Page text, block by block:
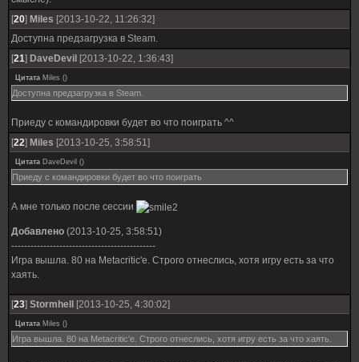
[20] Miles [2013-10-22, 11:26:32]
Доступна предзагрузка в Steam.
[21] DaveDevil [2013-10-22, 1:36:43]
Цитата Miles ()
Доступна предзагрузка в Steam.
Приеду с командировки будет во что поиграть ^^
[22] Miles [2013-10-25, 3:58:51]
Цитата DaveDevil ()
Приеду с командировки будет во что поиграть
А мне только после сессии
Добавлено (2013-10-25, 3:58:51)
---------------------------------------------
Игра вышла. 80 на Metacritic'е. Строго отнеслись, хотя игру есть за что
хаять.
[23] Stormhell [2013-10-25, 4:30:02]
Цитата Miles ()
Игра вышла. 80 на Metacritic'е. Строго отнеслись, хотя игру есть за что хаять.